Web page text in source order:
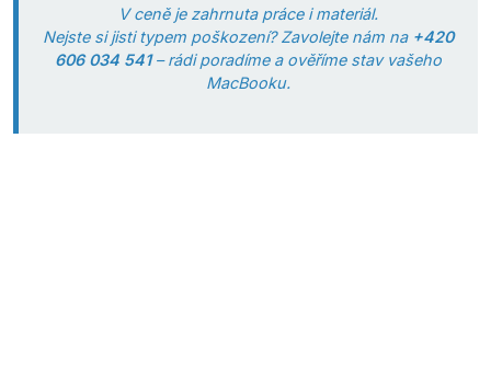
V ceně je zahrnuta práce i materiál.
Nejste si jisti typem poškození? Zavolejte nám na +420
606 034 541– rádi poradíme a ověříme stav vašeho
MacBooku.